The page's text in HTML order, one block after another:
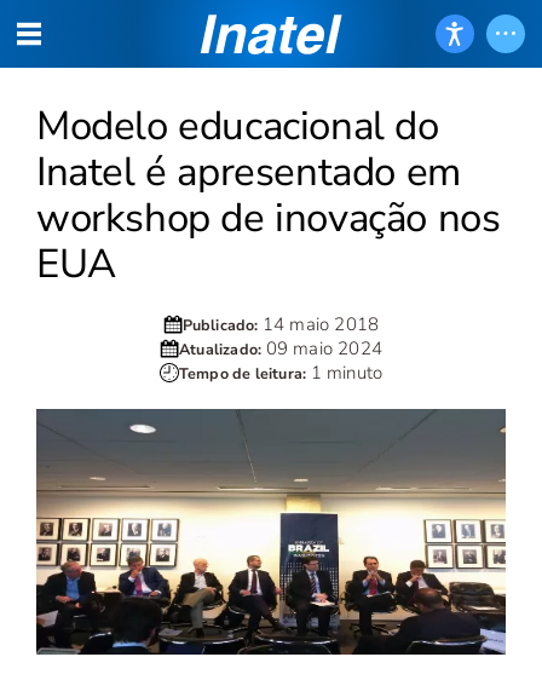
Modelo educacional do
Inatel é apresentado em
workshop de inovação nos
EUA
Publicado: 14 maio 2018
Atualizado: 09 maio 2024
Tempo de leitura: 1 minuto